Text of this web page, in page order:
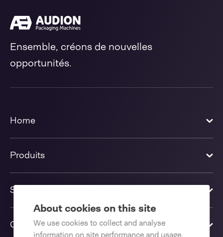
About cookies on this site
We use cookies to collect and analyse
information on site performance and usage,
Ensemble, créons de nouvelles
opportunités.
Home
Produits
Solutions
Contactez-nous